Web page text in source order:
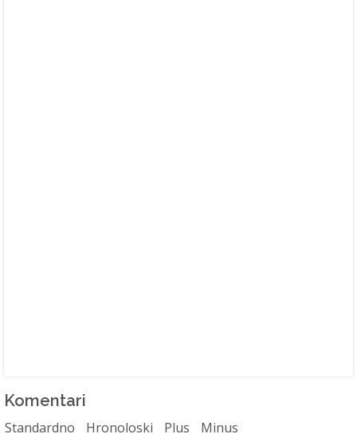
Komentari
Standardno Hronoloski Plus Minus